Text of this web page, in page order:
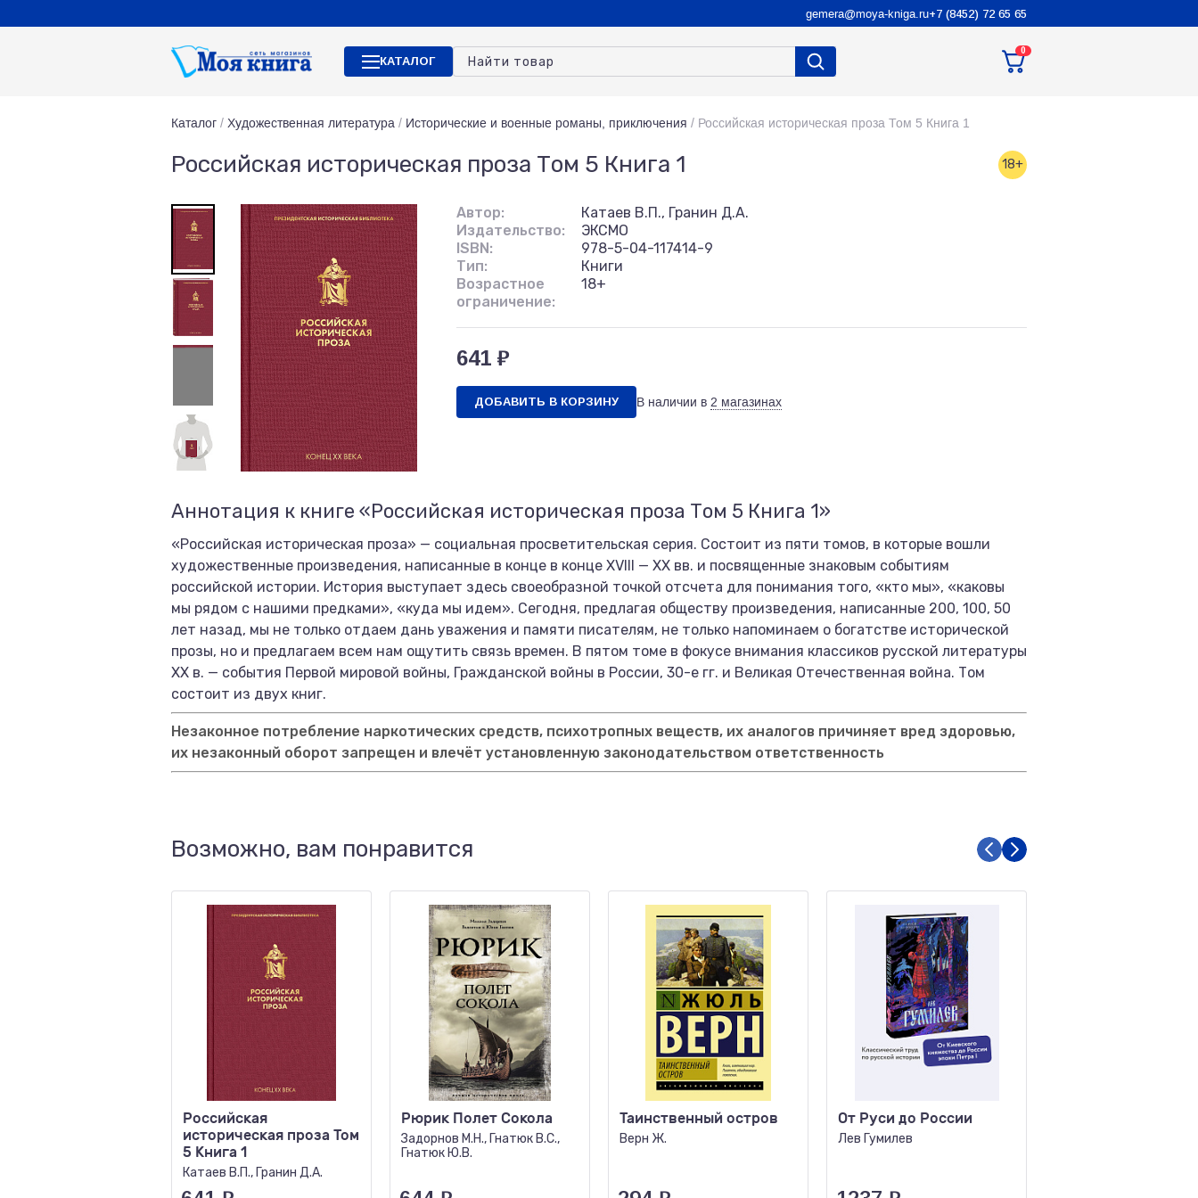
gemera@moya-kniga.ru+7 (8452) 72 65 65
КАТАЛОГ
0
Каталог / Художественная литература / Исторические и военные романы, приключения / Российская историческая проза Том 5 Книга 1
Российская историческая проза Том 5 Книга 1 18+
Автор:
Катаев В.П., Гранин Д.А.
Издательство:
ЭКСМО
ISBN:
978-5-04-117414-9
Тип:
Книги
Возрастное
ограничение:
18+
641 ₽
ДОБАВИТЬ В КОРЗИНУ В наличии в 2 магазинах
Аннотация к книге «Российская историческая проза Том 5 Книга 1»
«Российская историческая проза» — социальная просветительская серия. Состоит из пяти томов, в которые вошли
художественные произведения, написанные в конце в конце XVIII — XX вв. и посвященные знаковым событиям
российской истории. История выступает здесь своеобразной точкой отсчета для понимания того, «кто мы», «каковы
мы рядом с нашими предками», «куда мы идем». Сегодня, предлагая обществу произведения, написанные 200, 100, 50
лет назад, мы не только отдаем дань уважения и памяти писателям, не только напоминаем о богатстве исторической
прозы, но и предлагаем всем нам ощутить связь времен. В пятом томе в фокусе внимания классиков русской литературы
XX в. — события Первой мировой войны, Гражданской войны в России, 30-е гг. и Великая Отечественная война. Том
состоит из двух книг.
Незаконное потребление наркотических средств, психотропных веществ, их аналогов причиняет вред здоровью,
их незаконный оборот запрещен и влечёт установленную законодательством ответственность
Возможно, вам понравится
Российская
историческая проза Том
5 Книга 1
Катаев В.П., Гранин Д.А.
Рюрик Полет Сокола
Задорнов М.Н., Гнатюк В.С.,
Гнатюк Ю.В.
Таинственный остров
Верн Ж.
От Руси до России
Лев Гумилев